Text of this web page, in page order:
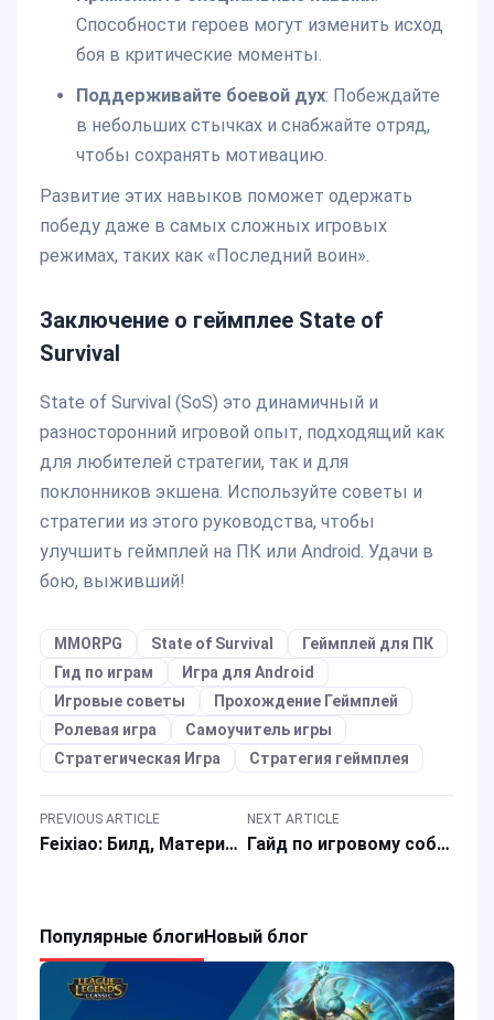
Способности героев могут изменить исход
боя в критические моменты.
Поддерживайте боевой дух: Побеждайте
в небольших стычках и снабжайте отряд,
чтобы сохранять мотивацию.
Развитие этих навыков поможет одержать
победу даже в самых сложных игровых
режимах, таких как «Последний воин».
Заключение о геймплее State of
Survival
State of Survival (SoS) это динамичный и
разносторонний игровой опыт, подходящий как
для любителей стратегии, так и для
поклонников экшена. Используйте советы и
стратегии из этого руководства, чтобы
улучшить геймплей на ПК или Android. Удачи в
бою, выживший!
MMORPG State of Survival
Геймплей для ПК
Гид по играм
Игра для Android
Игровые советы
Прохождение Геймплей
Ролевая игра
Самоучитель игры
Стратегическая Игра
Стратегия геймплея
PREVIOUS ARTICLE
Feixiao: Билд, Материалы и Команды в Honkai: Star Rail (HSR)
NEXT ARTICLE
Гайд по игровому событию совместного бренда State of Survival и Pacific Rim
Популярные блогиНовый блог